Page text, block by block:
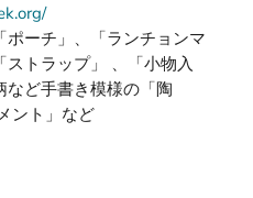
ポーチ」、「ランチョンマ
トラップ」 、「小物入
ど手書き模様の「陶
ント」など